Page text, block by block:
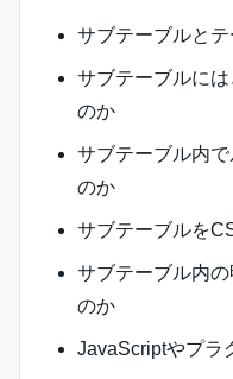
サブテーブルと
サブテーブルに
のか
サブテーブル内
のか
サブテーブルを
サブテーブル内
のか
JavaScriptやプラ